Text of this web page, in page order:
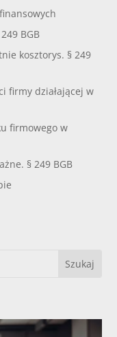
BGB
kosztorys. § 249
firmy działającej w
firmowego w
§ 249 BGB